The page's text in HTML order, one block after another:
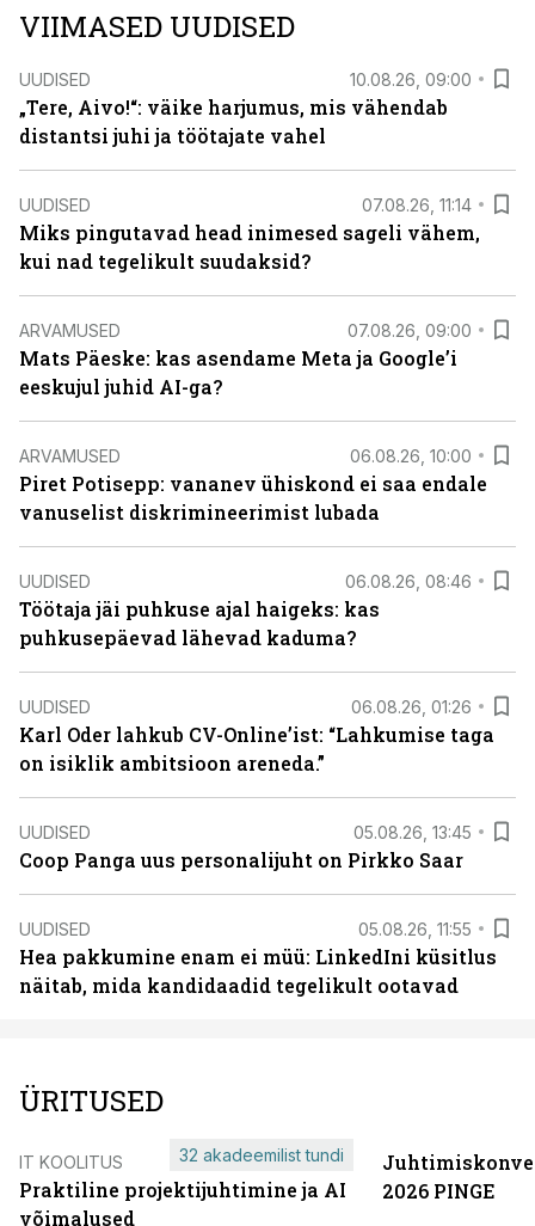
VIIMASED UUDISED
UUDISED 10.08.26, 09:00
„Tere, Aivo!“: väike harjumus, mis vähendab
distantsi juhi ja töötajate vahel
UUDISED 07.08.26, 11:14
Miks pingutavad head inimesed sageli vähem,
kui nad tegelikult suudaksid?
ARVAMUSED 07.08.26, 09:00
Mats Päeske: kas asendame Meta ja Google’i
eeskujul juhid AI-ga?
ARVAMUSED 06.08.26, 10:00
Piret Potisepp: vananev ühiskond ei saa endale
vanuselist diskrimineerimist lubada
UUDISED 06.08.26, 08:46
Töötaja jäi puhkuse ajal haigeks: kas
puhkusepäevad lähevad kaduma?
UUDISED 06.08.26, 01:26
Karl Oder lahkub CV-Online’ist: “Lahkumise taga
on isiklik ambitsioon areneda.”
UUDISED 05.08.26, 13:45
Coop Panga uus personalijuht on Pirkko Saar
UUDISED 05.08.26, 11:55
Hea pakkumine enam ei müü: LinkedIni küsitlus
näitab, mida kandidaadid tegelikult ootavad
ÜRITUSED
IT KOOLITUS
Praktiline projektijuhtimine ja AI
võimalused
32 akadeemilist tundi
2026 PINGE